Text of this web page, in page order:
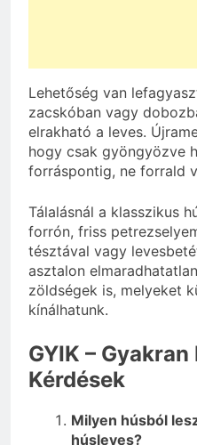
Lehetőség van
zacskóban vagy
elrakható a leves.
hogy csak gyöngyözve
forráspontig, ne forrald
Tálalásnál a klasszikus
forrón, friss
tésztával vagy
asztalon
zöldségek is, melyeket
kínálhatunk.
GYIK –
Kérdések
Milyen húsból
húsleves?